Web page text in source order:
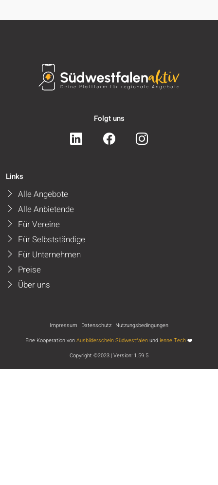
Folgt uns
Links
Alle Angebote
Alle Anbietende
Für Vereine
Für Selbstständige
Für Unternehmen
Preise
Über uns
Impressum Datenschutz Nutzungsbedingungen
Eine Kooperation vonAusbilderschein Südwestfalenund lenne.Tech❤️
Copyright ©2023 | Version: 1.59.5